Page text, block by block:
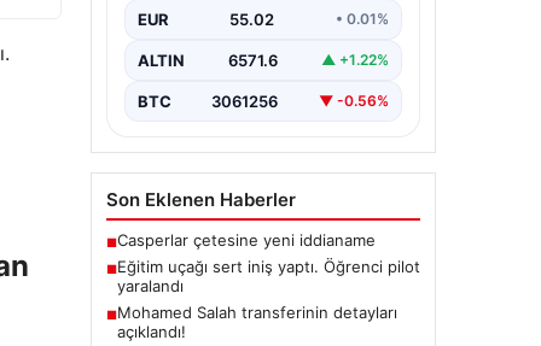
EUR 55.02 • 0.01%
ALTIN 6571.6 ▲ +1.22%
BTC 3061256 ▼ -0.56%
Son Eklenen Haberler
■Casperlar çetesine yeni iddianame
■Eğitim uçağı sert iniş yaptı. Öğrenci pilot
yaralandı
■Mohamed Salah transferinin detayları
açıklandı!